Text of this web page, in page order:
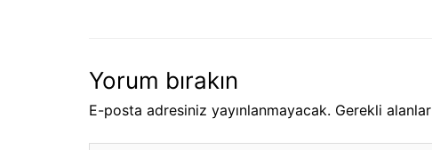
Yorum bırakın
E-posta adresiniz yayınlanmayacak. Gerekli alanlar